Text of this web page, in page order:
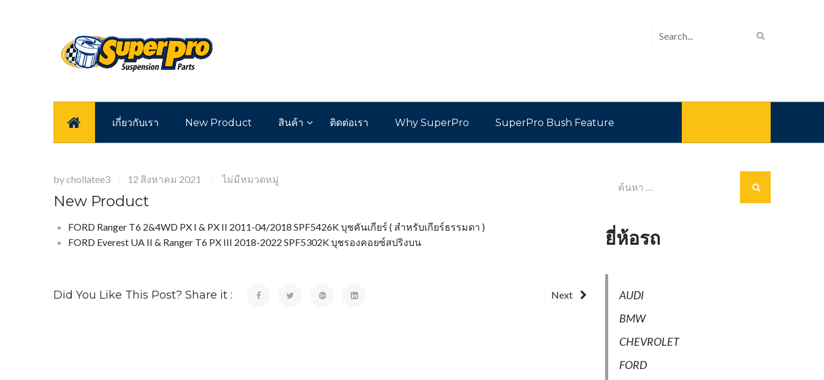
หน้าแรก เกี่ยวกับเรา New Product สินค้า ติดต่อเรา Why SuperPro SuperPro Bush Feature
bychollatee3 12 สิงหาคม 2021 ไม่มีหมวดหมู่
New Product
FORD Ranger T6 2&4WD PX I & PX II 2011-04/2018 SPF5426K บุชคันเกียร์ ( สำหรับเกียร์ธรรมดา )
FORD Everest UA II & Ranger T6 PX III 2018-2022 SPF5302K บุชรองคอยซ์สปริงบน
Did You Like This Post? Share it : Next
ยี่ห้อรถ
AUDI
BMW
CHEVROLET
FORD